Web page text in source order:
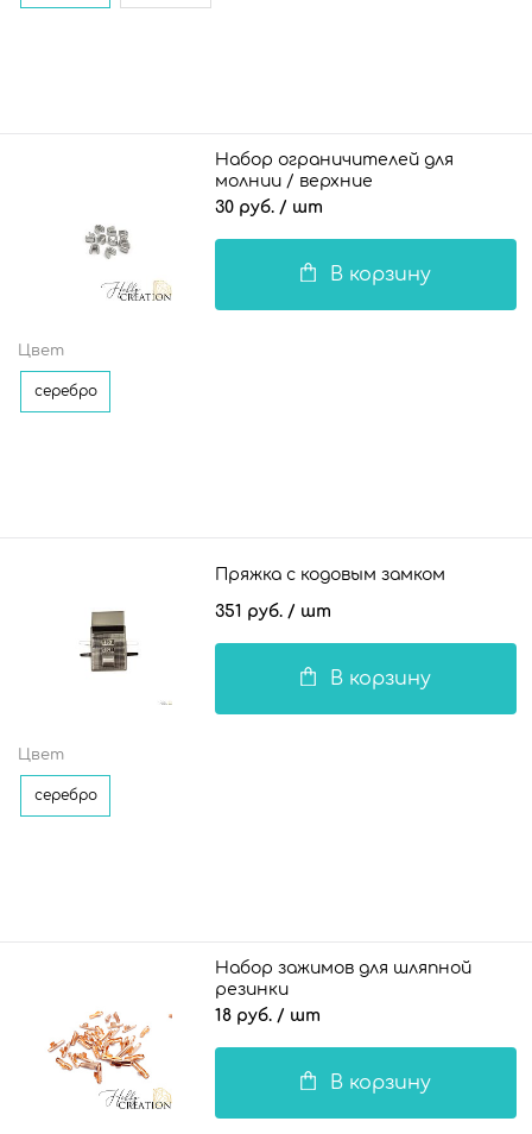
Набор ограничителей для
молнии / верхние
30 руб. / шт
В корзину
Цвет
серебро
Пряжка с кодовым замком
351 руб. / шт
В корзину
Цвет
серебро
Набор зажимов для шляпной
резинки
18 руб. / шт
В корзину